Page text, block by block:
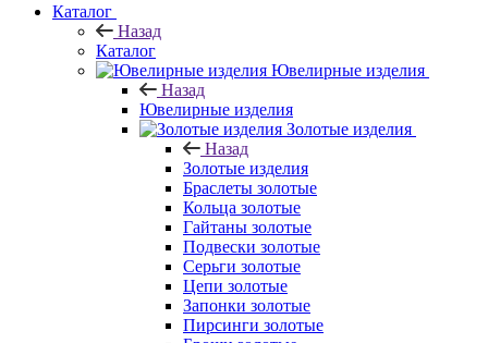
Каталог
Назад
Каталог
Ювелирные изделия
Назад
Ювелирные изделия
Золотые изделия
Назад
Золотые изделия
Браслеты золотые
Кольца золотые
Гайтаны золотые
Подвески золотые
Серьги золотые
Цепи золотые
Запонки золотые
Пирсинги золотые